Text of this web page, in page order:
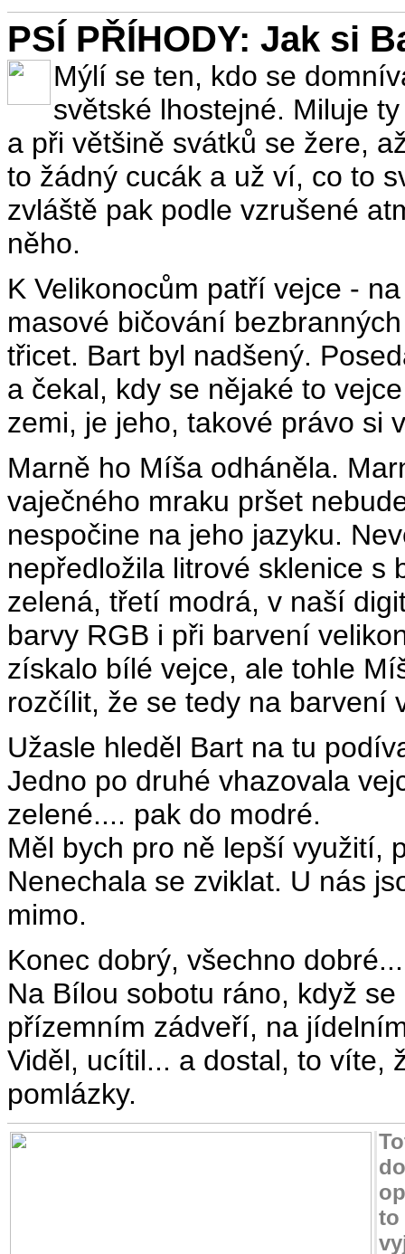
PSÍ PŘÍHODY: Jak si
Mýlí se ten, kdo se
světské lhostejné. Miluje
a při většině svátků se žere,
to žádný cucák a už ví, co to
zvláště pak podle vzrušené
něho.
K Velikonocům patří vejce -
masové bičování
třicet. Bart byl nadšený.
a čekal, kdy se nějaké to
zemi, je jeho, takové právo si
Marně ho Míša odháněla.
vaječného mraku pršet
nespočine na jeho jazyku.
nepředložila litrové sklenice s
zelená, třetí modrá, v naší
barvy RGB i při barvení
získalo bílé vejce, ale tohle
rozčílit, že se tedy na barvení
Užasle hleděl Bart na tu
Jedno po druhé vhazovala
zelené.... pak do modré.
Měl bych pro ně lepší využití,
Nenechala se zviklat. U nás
mimo.
Konec dobrý, všechno dobré...
Na Bílou sobotu ráno, když
přízemním zádveří, na
Viděl, ucítil... a dostal, to víte,
pomlázky.
to